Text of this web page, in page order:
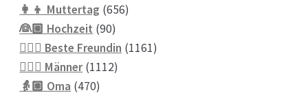
Produkte
👩‍👦 Muttertag 656656
👰🏼 Hochzeit 9090
Produkte
👱🏻‍♀️ Beste Freundin 11611161
👱🏼‍♂️ Männer 11121112
👵🏼 Oma 470470